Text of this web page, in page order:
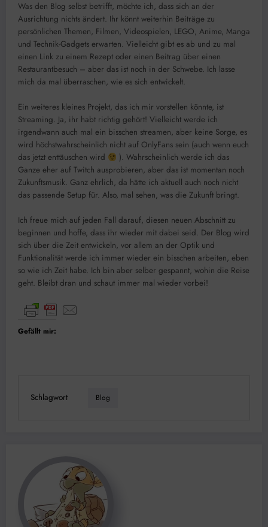
Was den Blog selbst betrifft, möchte ich, dass sich an der
Ausrichtung nichts ändert. Ihr könnt weiterhin Beiträge zu
persönlichen Themen, Filmen, Videospielen, LEGO, Anime, Manga
und Technik-Gadgets erwarten. Vielleicht gibt es ab und zu mal
einen Link zu einem Rezept oder einen Beitrag über einen
Restaurantbesuch – aber das ist noch in der Schwebe. Ich lasse
mich da mal überraschen, wie es sich entwickelt.
Ein weiteres kleines Projekt, das ich mir vorstellen könnte, ist
Streaming. Ja, ihr habt richtig gehört! Vielleicht werde ich
irgendwann auch mal ein bisschen streamen, aber keine Sorge, es
wird höchstwahrscheinlich nicht auf OnlyFans sein (auch wenn euch
das jetzt enttäuschen wird
). Wahrscheinlich werde ich das
Ganze eher auf Twitch ausprobieren, aber das ist momentan noch
Zukunftsmusik. Ganz ehrlich, da hätte ich aktuell auch noch nicht
das passende Setup für. Also, mal sehen, was die Zukunft bringt.
Ich freue mich auf jeden Fall darauf, diesen neuen Abschnitt zu
beginnen und hoffe, dass ihr wieder mit dabei seid. Der Blog wird
sich über die Zeit entwickeln, vor allem an der Optik und
Funktionalität werde ich immer wieder ein bisschen arbeiten, eben
so wie ich Zeit habe. Ich bin aber selber gespannt, wohin die Reise
geht. Bleibt dran und schaut immer mal wieder vorbei!
Gefällt mir:
Schlagwort Blog